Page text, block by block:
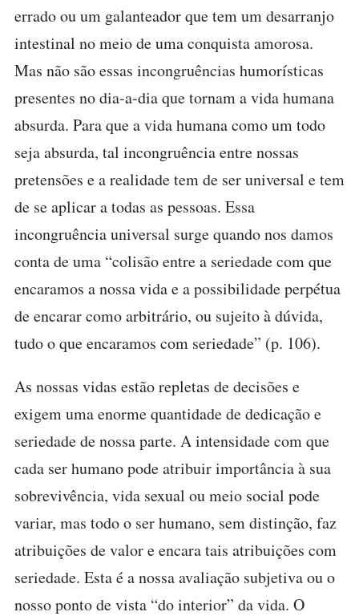
errado ou um galanteador que tem um desarranjo
intestinal no meio de uma conquista amorosa.
Mas não são essas incongruências humorísticas
presentes no dia-a-dia que tornam a vida humana
absurda. Para que a vida humana como um todo
seja absurda, tal incongruência entre nossas
pretensões e a realidade tem de ser universal e tem
de se aplicar a todas as pessoas. Essa
incongruência universal surge quando nos damos
conta de uma “colisão entre a seriedade com que
encaramos a nossa vida e a possibilidade perpétua
de encarar como arbitrário, ou sujeito à dúvida,
tudo o que encaramos com seriedade” (p. 106).
As nossas vidas estão repletas de decisões e
exigem uma enorme quantidade de dedicação e
seriedade de nossa parte. A intensidade com que
cada ser humano pode atribuir importância à sua
sobrevivência, vida sexual ou meio social pode
variar, mas todo o ser humano, sem distinção, faz
atribuições de valor e encara tais atribuições com
seriedade. Esta é a nossa avaliação subjetiva ou o
nosso ponto de vista “do interior” da vida. O